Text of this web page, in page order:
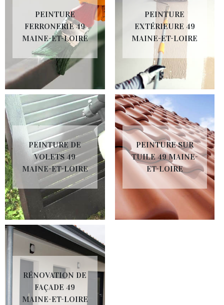
PEINTURE
FERRONERIE 49
MAINE-ET-LOIRE
PEINTURE
EXTÉRIEURE 49
MAINE-ET-LOIRE
PEINTURE DE
VOLETS 49
MAINE-ET-LOIRE
PEINTURE SUR
TUILE 49 MAINE-
ET-LOIRE
RÉNOVATION DE
FAÇADE 49
MAINE-ET-LOIRE